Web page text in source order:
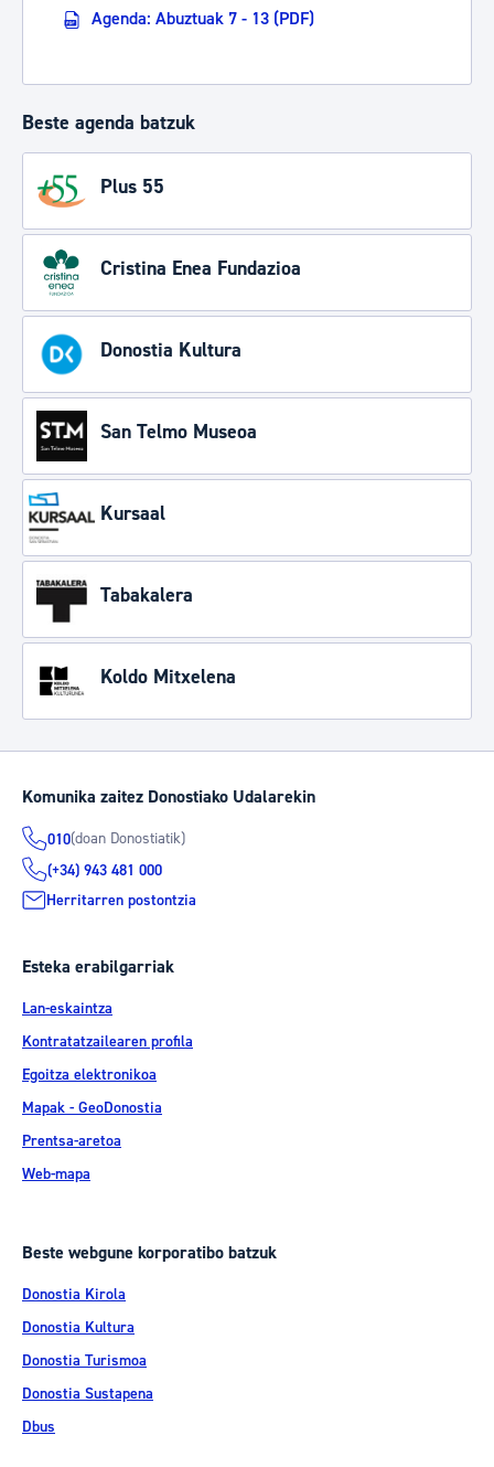
Agenda: Abuztuak 7 - 13 (PDF)
Beste agenda batzuk
Plus 55
Cristina Enea Fundazioa
Donostia Kultura
San Telmo Museoa
Kursaal
Tabakalera
Koldo Mitxelena
Komunika zaitez Donostiako Udalarekin
010(doan Donostiatik)
(+34) 943 481 000
Herritarren postontzia
Esteka erabilgarriak
Lan-eskaintza
Kontratatzailearen profila
Egoitza elektronikoa
Mapak - GeoDonostia
Prentsa-aretoa
Web-mapa
Beste webgune korporatibo batzuk
Donostia Kirola
Donostia Kultura
Donostia Turismoa
Donostia Sustapena
Dbus